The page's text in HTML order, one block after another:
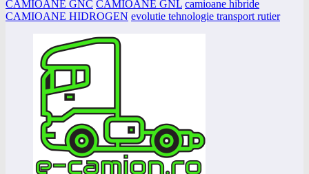
CAMIOANE GNC CAMIOANE GNL camioane hibride
CAMIOANE HIDROGEN evolutie tehnologie transport rutier